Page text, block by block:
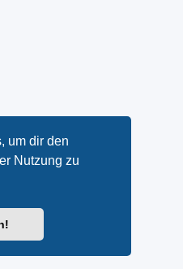
um dir den
Nutzung zu